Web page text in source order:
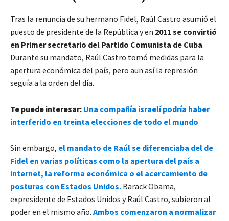
Tras la renuncia de su hermano Fidel, Raúl Castro asumió el
puesto de presidente de la República y en 2011 se convirtió
en Primer secretario del Partido Comunista de Cuba.
Durante su mandato, Raúl Castro tomó medidas para la
apertura económica del país, pero aun así la represión
seguía a la orden del día.
Te puede interesar: Una compañía israelí podría haber
interferido en treinta elecciones de todo el mundo
Sin embargo, el mandato de Raúl se diferenciaba del de
Fidel en varias políticas como la apertura del país a
internet, la reforma económica o el acercamiento de
posturas con Estados Unidos. Barack Obama,
expresidente de Estados Unidos y Raúl Castro, subieron al
poder en el mismo año. Ambos comenzaron a normalizar